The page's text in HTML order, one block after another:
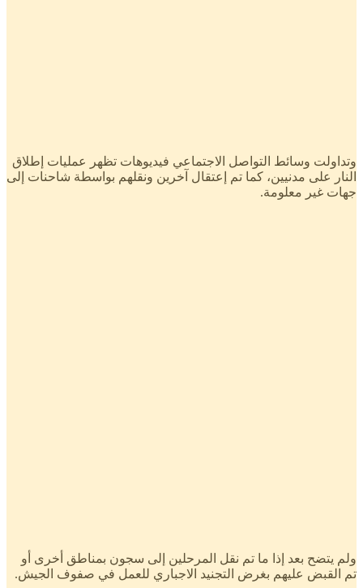
وتداولت وسائط التواصل الاجتماعي فيديوهات تظهر عمليات إطلاق
النار على مدنيين، كما تم إعتقال آخرين ونقلهم بواسطة شاحنات إلى
جهات غير معلومة.
ولم يتضح بعد إذا ما تم نقل المرحلين إلى سجون بمناطق أخرى أو
تم القبض عليهم بغرض التجنيد الاجباري للعمل في صفوف الجيش.